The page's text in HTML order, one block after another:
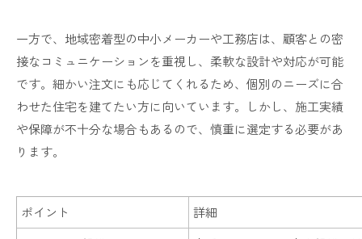
一方で、地域密着型の中小メーカーや工務店は、顧客との密
接なコミュニケーションを重視し、柔軟な設計や対応が可能
です。細かい注文にも応じてくれるため、個別のニーズに合
わせた住宅を建てたい方に向いています。しかし、施工実績
や保障が不十分な場合もあるので、慎重に選定する必要があ
ります。
ポイント
詳細